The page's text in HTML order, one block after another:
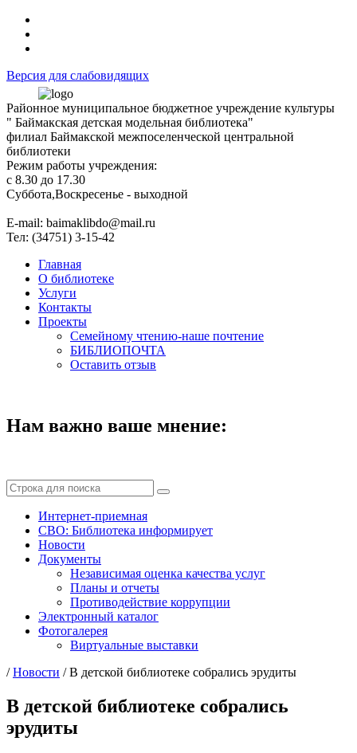
Версия для слабовидящих
Районное муниципальное бюджетное учреждение культуры
" Баймакская детская модельная библиотека"
филиал Баймакской межпоселенческой центральной
библиотеки
Режим работы учреждения:
с 8.30 до 17.30
Суббота,Воскресенье - выходной
Е-mail: baimaklibdo@mail.ru
Тел: (34751) 3-15-42
Главная
О библиотеке
Услуги
Контакты
Проекты
Семейному чтению-наше почтение
БИБЛИОПОЧТА
Оставить отзыв
Нам важно ваше мнение:
Интернет-приемная
СВО: Библиотека информирует
Новости
Документы
Независимая оценка качества услуг
Планы и отчеты
Противодействие коррупции
Электронный каталог
Фотогалерея
Виртуальные выставки
/Новости /В детской библиотеке собрались эрудиты
В детской библиотеке собрались
эрудиты